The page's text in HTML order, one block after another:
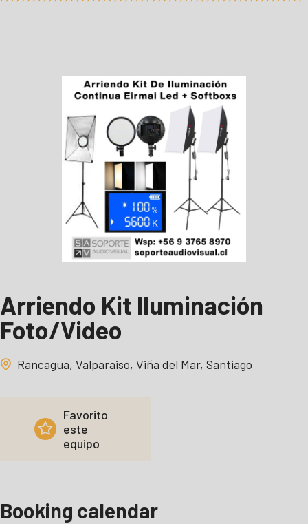
Arriendo Kit Iluminación
Foto/Video
Rancagua, Valparaiso, Viña del Mar, Santiago
Favorito
este
equipo
Booking calendar